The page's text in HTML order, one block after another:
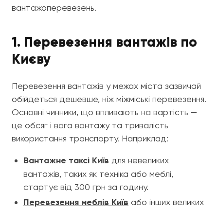
вантажоперевезень.
1. Перевезення вантажів по
Києву
Перевезення вантажів у межах міста зазвичай
обійдеться дешевше, ніж міжміські перевезення.
Основні чинники, що впливають на вартість —
це обсяг і вага вантажу та тривалість
використання транспорту. Наприклад:
Вантажне таксі Київ для невеликих
вантажів, таких як техніка або меблі,
стартує від 300 грн за годину.
Перевезення меблів Київ або інших великих